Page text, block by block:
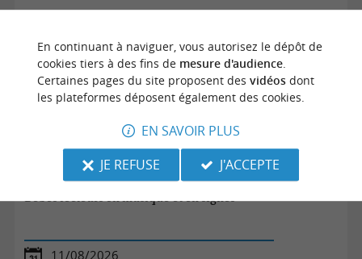
Bébés lecteurs en musique et en signes
11/08/2026
En continuant à naviguer, vous autorisez le dépôt de
cookies tiers à des fins de mesure d'audience.
Certaines pages du site proposent des vidéosdont
les plateformes déposent également des cookies.
EN SAVOIR PLUS
JE REFUSE
J'ACCEPTE